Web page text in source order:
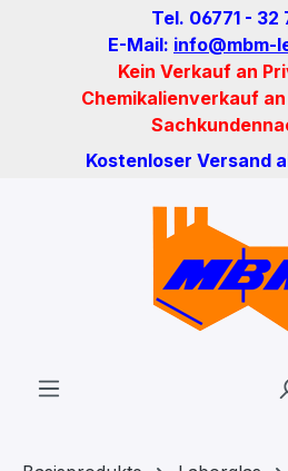
Zum Hauptinhalt springen
Tel. 06771 - 32
E-Mail: info@mbm-
Kein Verkauf an
Chemikalienverkauf
Kostenloser Versand